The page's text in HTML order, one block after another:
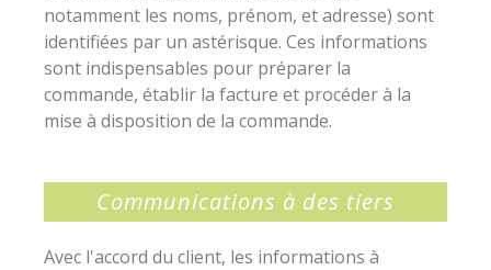
notamment les noms, prénom, et adresse) sont
identifiées par un astérisque. Ces informations
sont indispensables pour préparer la
commande, établir la facture et procéder à la
mise à disposition de la commande.
Communications à des tiers
Avec l'accord du client, les informations à